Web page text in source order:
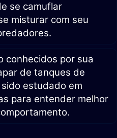
se camuflar
misturar com seu
conhecidos por sua
de tanques de
estudado em
para entender melhor